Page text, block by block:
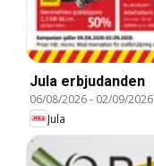
Jula erbjudanden
06/08/2026- 02/09/2026
Jula